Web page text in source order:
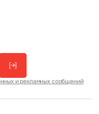
[→]
и рекламных сообщений